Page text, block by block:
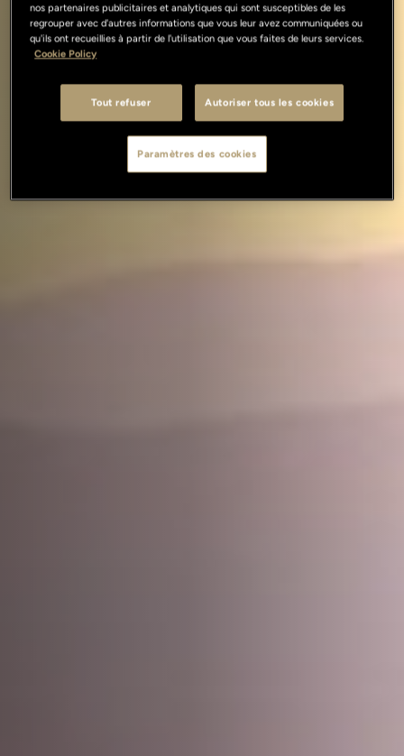
nos partenaires publicitaires et analytiques qui sont susceptibles de les
regrouper avec d'autres informations que vous leur avez communiquées ou
qu'ils ont recueillies à partir de l'utilisation que vous faites de leurs services.
Cookie Policy
Tout refuser Autoriser tous les cookies
Paramètres des cookies